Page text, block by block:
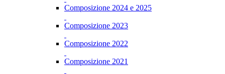
Composizione 2024 e 2025
Composizione 2023
Composizione 2022
Composizione 2021